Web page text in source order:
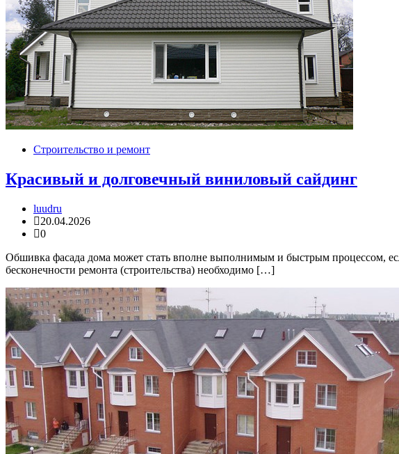
Строительство и ремонт
Красивый и долговечный виниловый сайдинг
luudru
20.04.2026
0
Обшивка фасада дома может стать вполне выполнимым и быстрым процессом,
бесконечности ремонта (строительства) необходимо […]